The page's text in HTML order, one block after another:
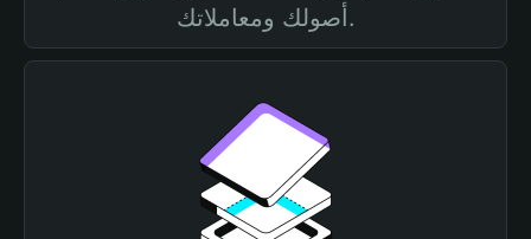
أصولك ومعاملاتك.